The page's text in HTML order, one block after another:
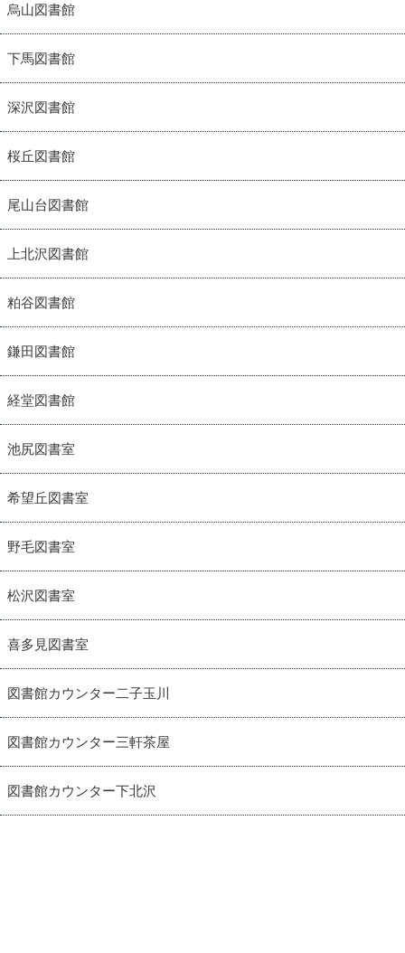
烏山図書館
下馬図書館
深沢図書館
桜丘図書館
尾山台図書館
上北沢図書館
粕谷図書館
鎌田図書館
経堂図書館
池尻図書室
希望丘図書室
野毛図書室
松沢図書室
喜多見図書室
図書館カウンター二子玉川
図書館カウンター三軒茶屋
図書館カウンター下北沢